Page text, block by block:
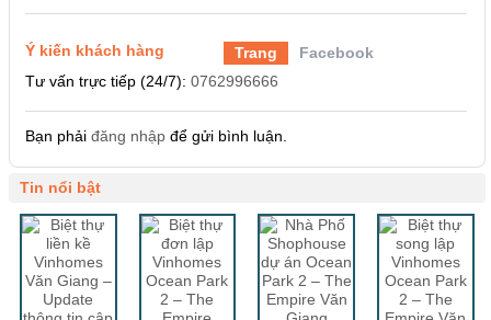
Ý kiến khách hàng Trang
Facebook
Tư vấn trực tiếp (24/7): 0762996666
Bạn phải đăng nhập để gửi bình luận.
Tin nổi bật